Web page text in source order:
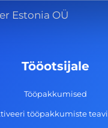
c
e
-
s
t
g
a
m
n
d
n
Estonia OÜ
Tööotsijale
Tööpakkumised
tööpakkumiste